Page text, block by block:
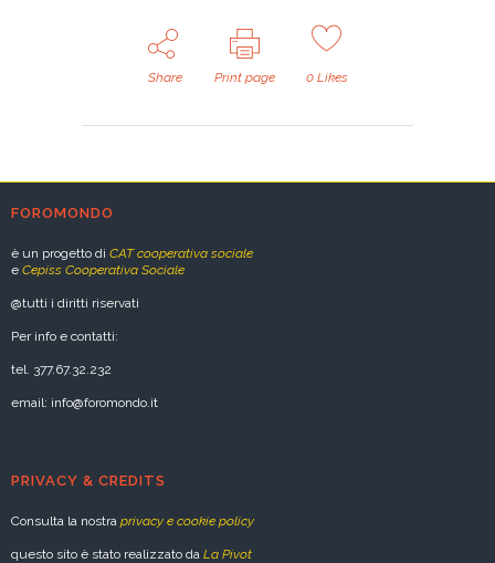
Share Print page 0Likes
FOROMONDO
è un progetto di CAT cooperativa sociale
e Cepiss Cooperativa Sociale
@tutti i diritti riservati
Per info e contatti:
tel. 377.67.32.232
email: info@foromondo.it
PRIVACY & CREDITS
Consulta la nostra privacy e cookie policy
questo sito è stato realizzato da La Pivot